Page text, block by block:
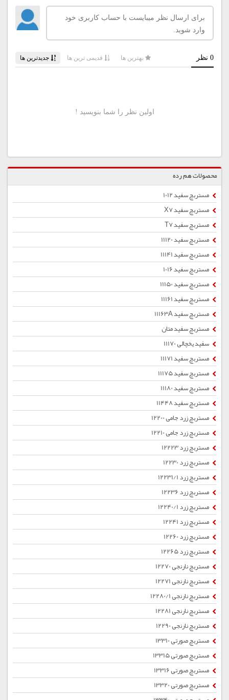
محصولات هم رده
مستربچ سفید 1012
مستربچ سفید X7
مستربچ سفید T7
مستربچ سفید 11120
مستربچ سفید 11141
مستربچ سفید 1016
مستربچ سفید 11150
مستربچ سفید 11161
مستربچ سفید 11163A
مستربچ سفید متان
سفید یخچالی 11170
مستربچ سفید 11171
مستربچ سفید 11175
مستربچ سفید 11180
مستربچ سفید 11448
مستربچ زرد جامی 12200
مستربچ زرد جامی 12210
مستربچ زرد 12223
مستربچ زرد 12230
مستربچ زرد 12231/1
مستربچ زرد 12236
مستربچ زرد 12240/1
مستربچ زرد 12241
مستربچ زرد 12260
مستربچ زرد 12265
مستربچ نارنجی 12270
مستربچ نارنجی 12271
مستربچ نارنجی 12280/1
مستربچ نارنجی 12281
مستربچ نارنجی 12290
مستربچ صورتی 13310
مستربچ صورتی 13315
مستربچ صورتی 13316
مستربچ صورتی 13320